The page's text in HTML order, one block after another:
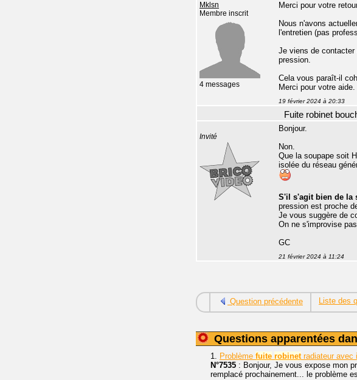
Mklsn
Membre inscrit
4 messages
Merci pour votre
Nous n'avons
l'entretien (pas
Je viens de contacter
pression.
Cela vous paraît-il
Merci pour votre aide.
19 février 2024 à 20:33
Fuite robinet
Invité
Bonjour.
Non.
Que la soupape soit
isolée du réseau
S'il s'agit bien de la
pression est proche
Je vous suggère de
On ne s'improvise
GC
21 février 2024 à 11:24
Question précédente Liste des
Questions apparentées
1. Problème fuite robinetradiateur avec
N°7535 : Bonjour, Je vous expose mon
remplacé prochainement... le problème